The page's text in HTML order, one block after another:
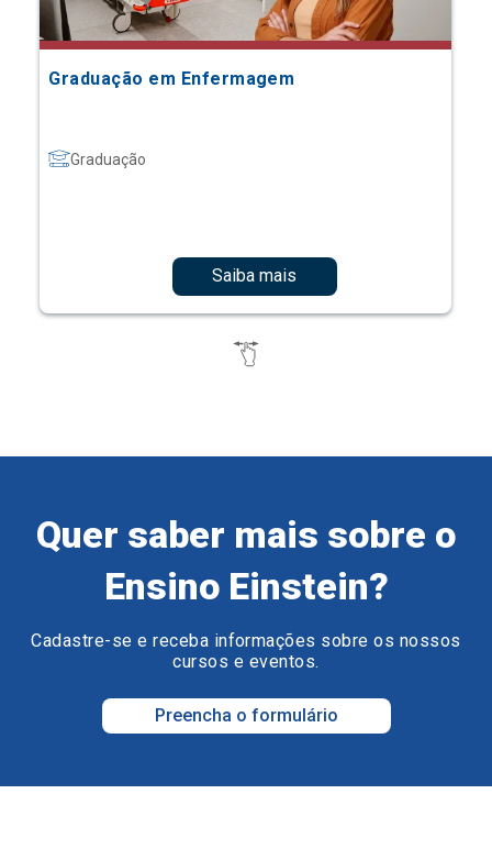
Graduação em Enfermagem
Graduação
Saiba mais
Quer saber mais sobre o
Ensino Einstein?
Cadastre-se e receba informações sobre os nossos
cursos e eventos.
Preencha o formulário